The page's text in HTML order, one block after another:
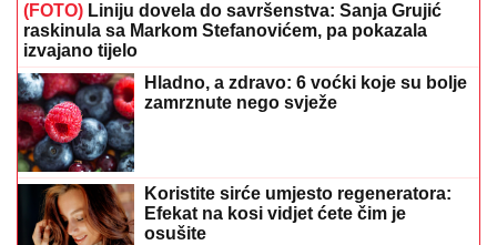
(FOTO) Liniju dovela do savršenstva: Sanja Grujić
raskinula sa Markom Stefanovićem, pa pokazala
izvajano tijelo
Hladno, a zdravo: 6 voćki koje su bolje
zamrznute nego svježe
Koristite sirće umjesto regeneratora:
Efekat na kosi vidjet ćete čim je
osušite